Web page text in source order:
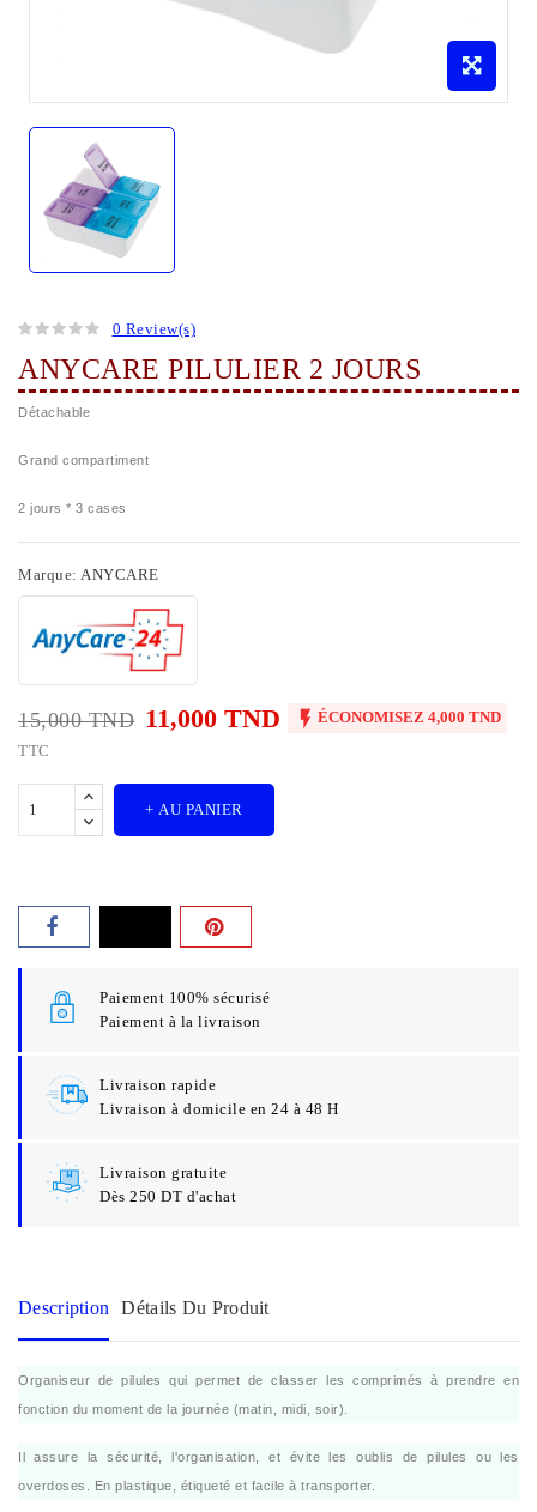
0 Review(s)
ANYCARE PILULIER 2 JOURS
Détachable
Grand compartiment
2 jours * 3 cases
Marque: ANYCARE
15,000 TND 11,000 TND  ÉCONOMISEZ 4,000 TND
TTC
+ AU PANIER
Paiement 100% sécurisé
Paiement à la livraison
Livraison rapide
Livraison à domicile en 24 à 48 H
Livraison gratuite
Dès 250 DT d'achat
Description Détails Du Produit
Organiseur de pilules qui permet de classer les comprimés à prendre en
fonction du moment de la journée (matin, midi, soir).
Il assure la sécurité, l'organisation, et évite les oublis de pilules ou les
overdoses. En plastique, étiqueté et facile à transporter.